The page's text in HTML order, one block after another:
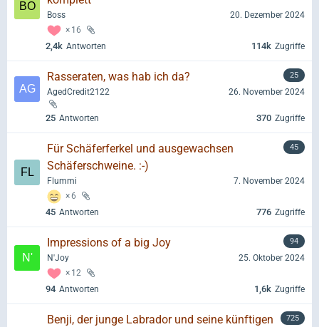
16
Boss 20. Dezember 2024
Antworten
2,4k Zugriffe
114k
Rasseraten, was hab ich da? 25
AgedCredit2122 26. November 2024
Antworten
25 Zugriffe
370
Für Schäferferkel und ausgewachsen
Schäferschweine. :-)
45
6
Flummi 7. November 2024
Antworten
45 Zugriffe
776
Impressions of a big Joy 94
12
N'Joy 25. Oktober 2024
Antworten
94 Zugriffe
1,6k
Benji, der junge Labrador und seine künftigen
725